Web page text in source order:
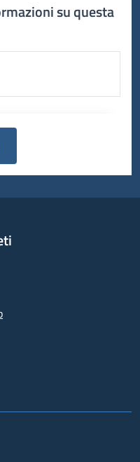
su questa